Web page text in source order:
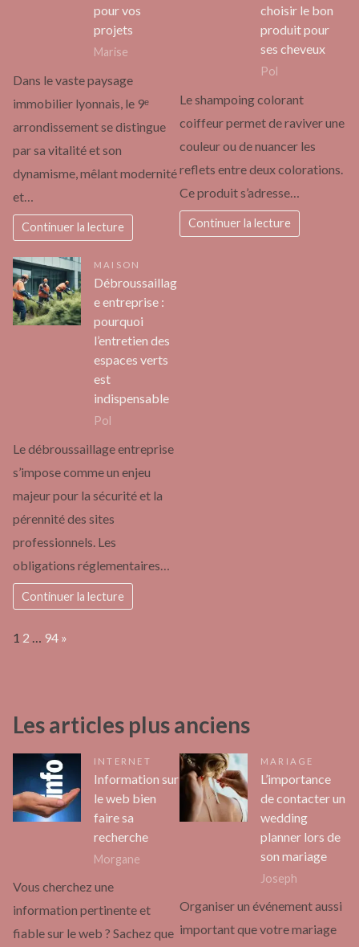
pour vos
projets
Marise
Dans le vaste paysage
immobilier lyonnais, le 9ᵉ
arrondissement se distingue
par sa vitalité et son
dynamisme, mêlant modernité
et…
Continuer la lecture
choisir le bon
produit pour
ses cheveux
Pol
Le shampoing colorant
coiffeur permet de raviver une
couleur ou de nuancer les
reflets entre deux colorations.
Ce produit s’adresse…
Continuer la lecture
MAISON
Débroussaillag
e entreprise :
pourquoi
l’entretien des
espaces verts
est
indispensable
Pol
Le débroussaillage entreprise
s’impose comme un enjeu
majeur pour la sécurité et la
pérennité des sites
professionnels. Les
obligations réglementaires…
Continuer la lecture
Page:
1 2 … 94 Next
»
Les articles plus anciens
INTERNET
Information sur
le web bien
faire sa
recherche
Morgane
Vous cherchez une
information pertinente et
fiable sur le web ? Sachez que
MARIAGE
L’importance
de contacter un
wedding
planner lors de
son mariage
Joseph
Organiser un événement aussi
important que votre mariage